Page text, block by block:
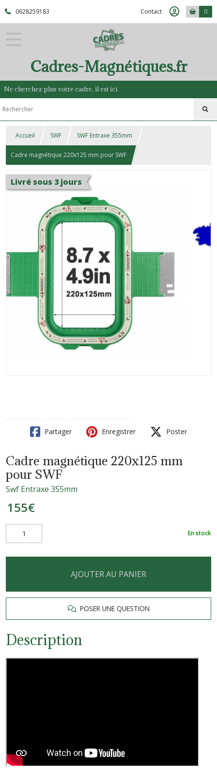
0628259183 Contact 0
Cadres-Magnétiques.fr
Ne cherchez plus votre cadre, il est ici.
Accueil SWF SWF Entraxe 355mm
Cadre magnétique 220x125 mm pour SWF
Livré sous 3 jours
Partager Enregistrer Poster
Cadre magnétique 220x125 mm
pour SWF
Swf Entraxe 355mm
155€
En stock
AJOUTER AU PANIER
POSER UNE QUESTION
Description